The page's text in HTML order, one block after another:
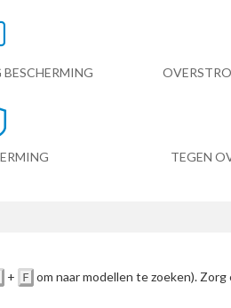
TEGEN
+ F om naar modellen te zoeken). Zorg